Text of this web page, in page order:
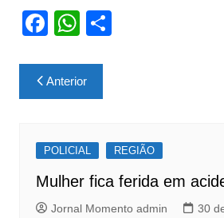
F
c
e
o
o
k
W
at
s
p
p
S
Navegação
de
Anterior
POLICIAL REGIÃO
Mulher fica ferida em
Jornal Momento admin 30